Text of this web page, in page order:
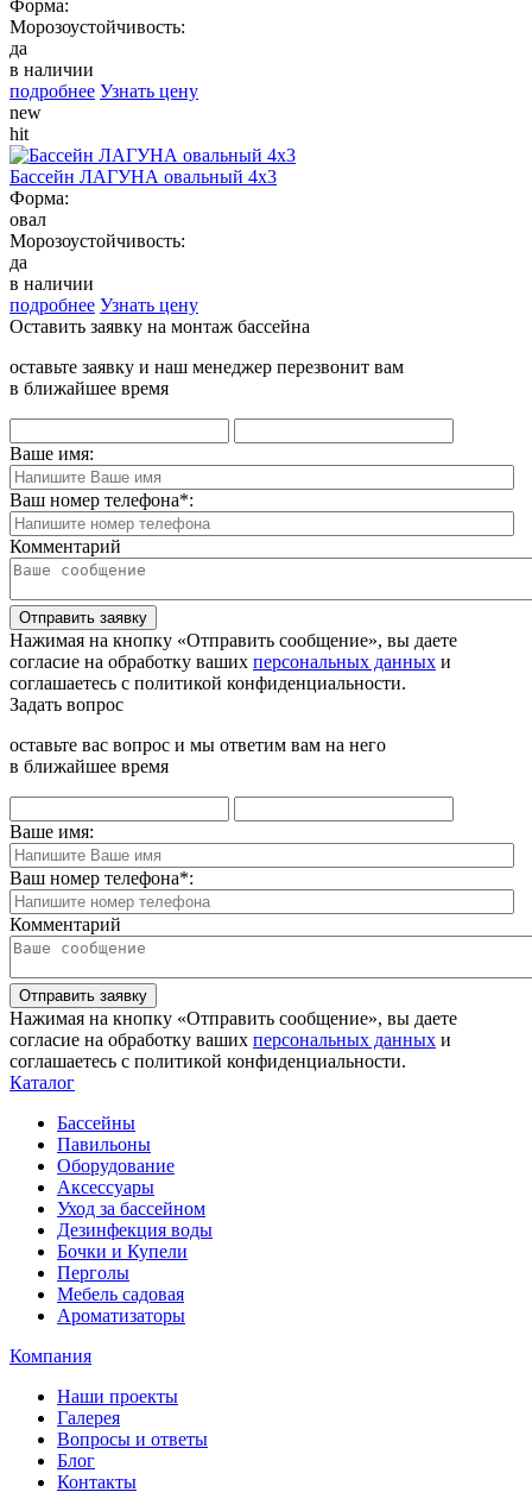
Форма:
Морозоустойчивость:
да
в наличии
подробнее Узнать цену
new
hit
Бассейн ЛАГУНА овальный 4х3
Форма:
овал
Морозоустойчивость:
да
в наличии
подробнее Узнать цену
Оставить заявку на монтаж бассейна
оставьте заявку и наш менеджер перезвонит вам
в ближайшее время
Ваше имя:
Ваш номер телефона*:
Комментарий
Отправить заявку
Нажимая на кнопку «Отправить сообщение», вы даете
согласие на обработку ваших персональных данных и
соглашаетесь с политикой конфиденциальности.
Задать вопрос
оставьте вас вопрос и мы ответим вам на него
в ближайшее время
Ваше имя:
Ваш номер телефона*:
Комментарий
Отправить заявку
Нажимая на кнопку «Отправить сообщение», вы даете
согласие на обработку ваших персональных данных и
соглашаетесь с политикой конфиденциальности.
Каталог
Бассейны
Павильоны
Оборудование
Аксессуары
Уход за бассейном
Дезинфекция воды
Бочки и Купели
Перголы
Мебель садовая
Ароматизаторы
Компания
Наши проекты
Галерея
Вопросы и ответы
Блог
Контакты